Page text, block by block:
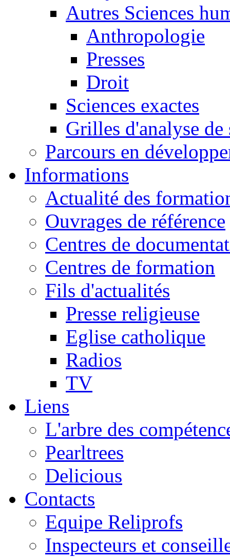
Autres Sciences
Anthropologie
Presses
Droit
Sciences exactes
Grilles d'analyse de
Parcours en
Informations
Actualité des
Ouvrages de référence
Centres de
Centres de formation
Fils d'actualités
Presse religieuse
Eglise catholique
Radios
TV
Liens
L'arbre des
Pearltrees
Delicious
Contacts
Equipe Reliprofs
Inspecteurs et